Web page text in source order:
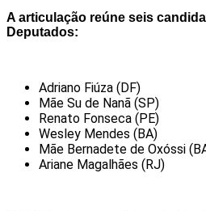
A articulação reúne seis
Deputados:
Adriano Fiúza (DF)
Mãe Su de Nanã (SP)
Renato Fonseca (PE)
Wesley Mendes (BA)
Mãe Bernadete de Oxóssi
Ariane Magalhães (RJ)